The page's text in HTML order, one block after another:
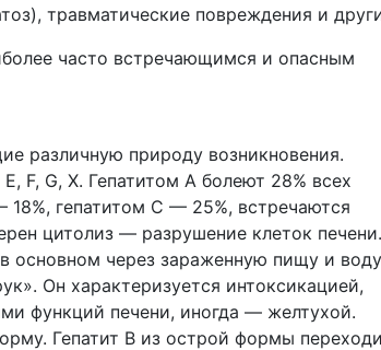
травматические повреждения и
часто встречающимся и опасным
различную природу возникновения.
F, G, Х. Гепатитом А болеют 28% всех
гепатитом С — 25%, встречаются
цитолиз — разрушение клеток печени.
основном через зараженную пищу и
Он характеризуется интоксикацией,
функций печени, иногда — желтухой.
Гепатит В из острой формы